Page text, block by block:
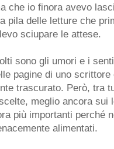
che io finora avevo
pila delle letture che
sciupare le attese.
sono gli umori e i
pagine di uno scrittore
trascurato. Però, tra
meglio ancora sui
più importanti perché
alimentati.